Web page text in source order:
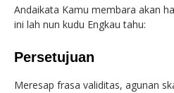
Andaikata Kamu membara akan
ini lah nun kudu Engkau tahu:
Persetujuan
Meresap frasa validitas, agunan